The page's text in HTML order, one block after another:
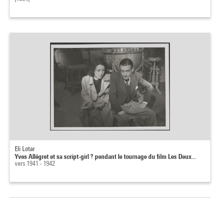
Eli Lotar
Yves Allégret et sa script-girl ? pendant le tournage du film Les Deux...
vers 1941 - 1942